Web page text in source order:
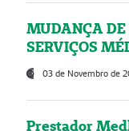
MUDANÇA DE
SERVIÇOS
03 de Novembro de
Prestador